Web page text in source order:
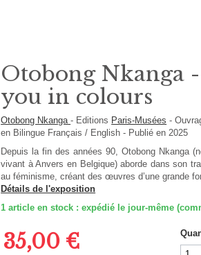
Otobong Nkanga
you in colours
Otobong Nkanga- Editions Paris-Musées -
en Bilingue Français / English- Publié en 2025
Depuis la fin des années 90, Otobong Nkanga
vivant à Anvers en Belgique) aborde dans son
au féminisme, créant des œuvres d’une grande
Détails de l'exposition
1 article en stock : expédié le jour-même
35,00 €